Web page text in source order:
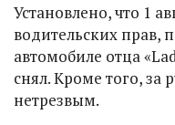
Установлено, что 1
водительских прав,
автомобиле отца
снял. Кроме того, за
нетрезвым.